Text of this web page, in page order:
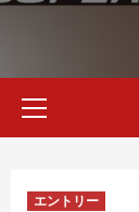
Primary
エントリー